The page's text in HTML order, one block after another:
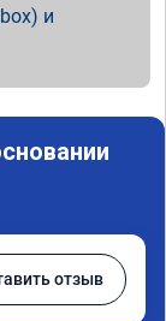
и
отзыв